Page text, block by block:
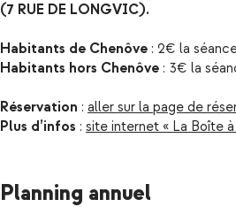
(7 RUE DE LONGVIC).
Habitants de Chenôve : 2€ la
Habitants hors Chenôve : 3€ la
Réservation : aller sur la page de
Plus d’infos : site internet « La Boîte
Planning annuel